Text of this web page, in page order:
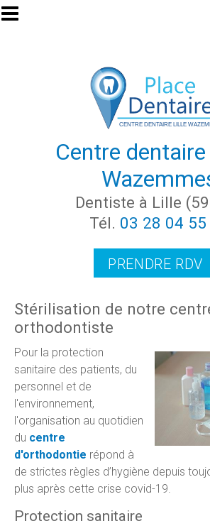
Aller au contenu principal
Centre
Dentiste à Lille
Tél. 03 28 04 55
PRENDRE RDV
Stérilisation de notre
orthodontiste
Pour la protection
sanitaire des patients, du
personnel et de
l'environnement,
l'organisation au quotidien
du centre
d'orthodontie répond à
de strictes règles d’hygiène depuis
plus après cette crise covid-19.
Protection sanitaire